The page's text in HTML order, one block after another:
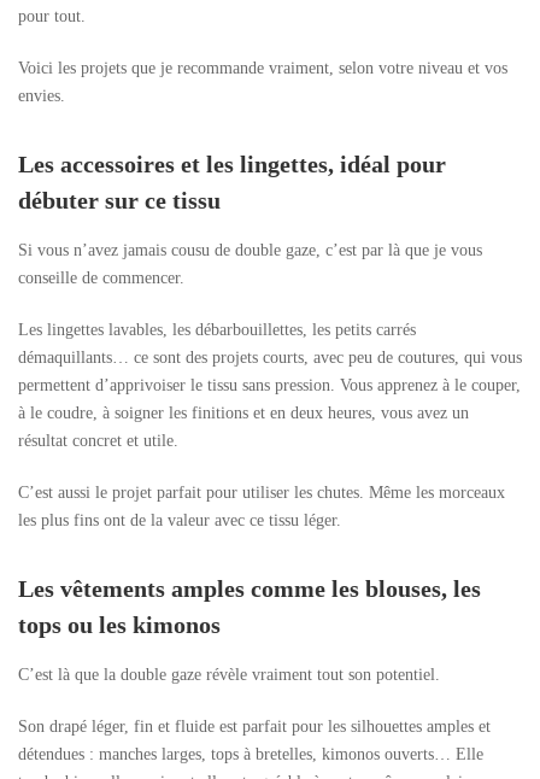
pour tout.
Voici les projets que je recommande vraiment, selon votre niveau et vos
envies.
Les accessoires et les lingettes, idéal pour
débuter sur ce tissu
Si vous n’avez jamais cousu de double gaze, c’est par là que je vous
conseille de commencer.
Les lingettes lavables, les débarbouillettes, les petits carrés
démaquillants… ce sont des projets courts, avec peu de coutures, qui vous
permettent d’apprivoiser le tissu sans pression. Vous apprenez à le couper,
à le coudre, à soigner les finitions et en deux heures, vous avez un
résultat concret et utile.
C’est aussi le projet parfait pour utiliser les chutes. Même les morceaux
les plus fins ont de la valeur avec ce tissu léger.
Les vêtements amples comme les blouses, les
tops ou les kimonos
C’est là que la double gaze révèle vraiment tout son potentiel.
Son drapé léger, fin et fluide est parfait pour les silhouettes amples et
détendues : manches larges, tops à bretelles, kimonos ouverts… Elle